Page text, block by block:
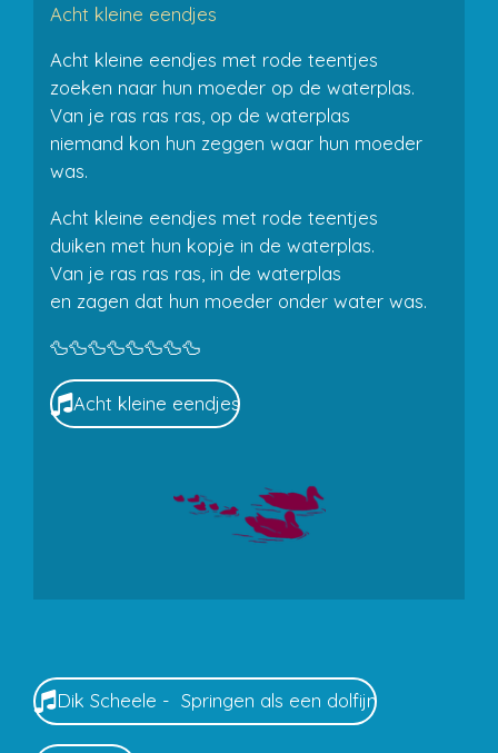
Acht kleine eendjes
Acht kleine eendjes met rode teentjes
zoeken naar hun moeder op de waterplas.
Van je ras ras ras, op de waterplas
niemand kon hun zeggen waar hun moeder
was.
Acht kleine eendjes met rode teentjes
duiken met hun kopje in de waterplas.
Van je ras ras ras, in de waterplas
en zagen dat hun moeder onder water was.
🦆🦆🦆🦆🦆🦆🦆🦆
Acht kleine eendjes
Dik Scheele - Springen als een dolfijn